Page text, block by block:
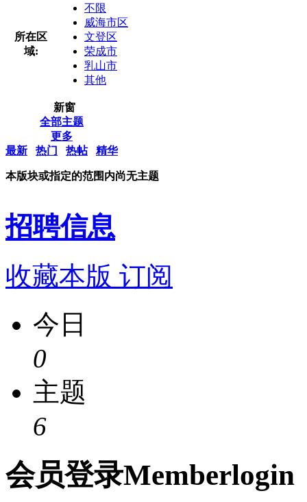
所在区
域:
不限
威海市区
文登区
荣成市
乳山市
其他
新窗
全部主题
更多
最新
热门 热帖 精华
本版块或指定的范围内尚无主题
招聘信息
收藏本版 订阅
今日
0
主题
6
会员登录Memberlogin